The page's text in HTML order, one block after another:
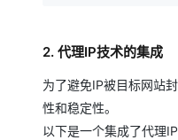
2. 代理IP技术的集成
为了避免IP被目标网站
性和稳定性。
以下是一个集成了代理